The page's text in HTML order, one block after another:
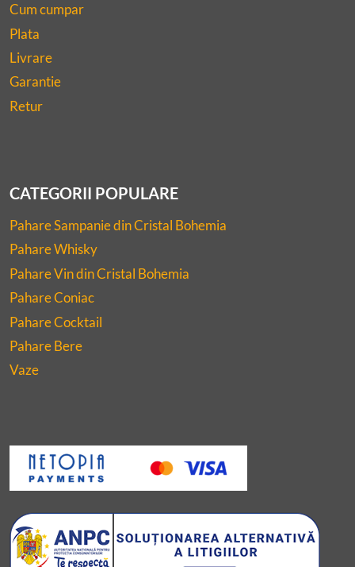
Cum cumpar
Plata
Livrare
Garantie
Retur
CATEGORII POPULARE
Pahare Sampanie din Cristal Bohemia
Pahare Whisky
Pahare Vin din Cristal Bohemia
Pahare Coniac
Pahare Cocktail
Pahare Bere
Vaze